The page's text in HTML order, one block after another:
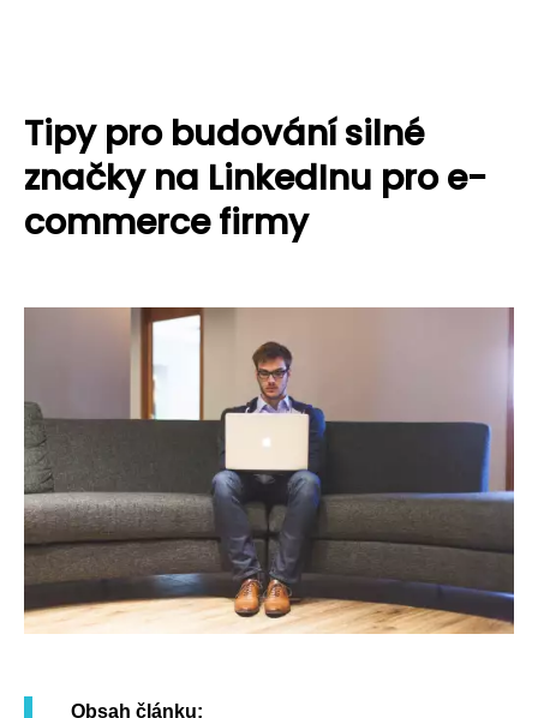
Tipy pro budování silné
značky na LinkedInu pro e-
commerce firmy
Obsah článku: